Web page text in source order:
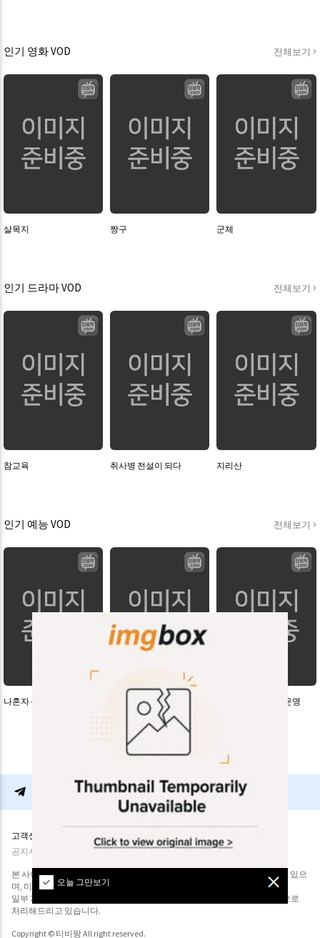
인기 영화 VOD 전체보기
살목지 짱구 군체
인기 드라마 VOD 전체보기
참교육 취사병 전설이 되다 지리산
인기 예능 VOD 전체보기
나혼자 산다 동상이몽2 너는 내운명
오늘 그만보기
고객센터 개인정보처리방침 광고문의
공지사항
본 사이트는 인터넷상에서 수집된 다른 사이트에 대한 링크정보를 포함하고 있으
며, 미디어 파일을 호스팅하거나 업로드하지 않습니다.
일부 게시글에 대하여 삭제 처리를 도와드리고 있으며, 연락주시면 순차적으로
처리해드리고 있습니다.
Copyright © 티비팡 All right reserved.